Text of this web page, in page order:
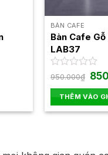
BÀN CAFE
Bàn Cafe
LAB37
Được
hạng
0
5
950.000₫ Giá
gốc
là:
THÊM VÀO